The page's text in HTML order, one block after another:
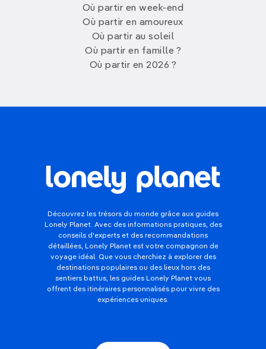
Où partir en week-end
Où partir en amoureux
Où partir au soleil
Où partir en famille ?
Où partir en 2026 ?
Découvrez les trésors du monde grâce aux guides
Lonely Planet. Avec des informations pratiques, des
conseils d'experts et des recommandations
détaillées, Lonely Planet est votre compagnon de
voyage idéal. Que vous cherchiez à explorer des
destinations populaires ou des lieux hors des
sentiers battus, les guides Lonely Planet vous
offrent des itinéraires personnalisés pour vivre des
expériences uniques.